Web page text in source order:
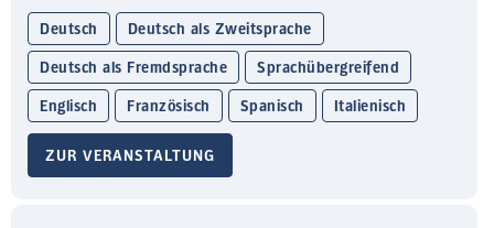
Deutsch Deutsch als Zweitsprache
Deutsch als Fremdsprache Sprachübergreifend
Englisch Französisch Spanisch Italienisch
ZUR VERANSTALTUNG